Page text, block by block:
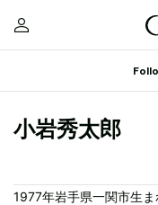
小岩秀太郎
1977年岩手県一関市生